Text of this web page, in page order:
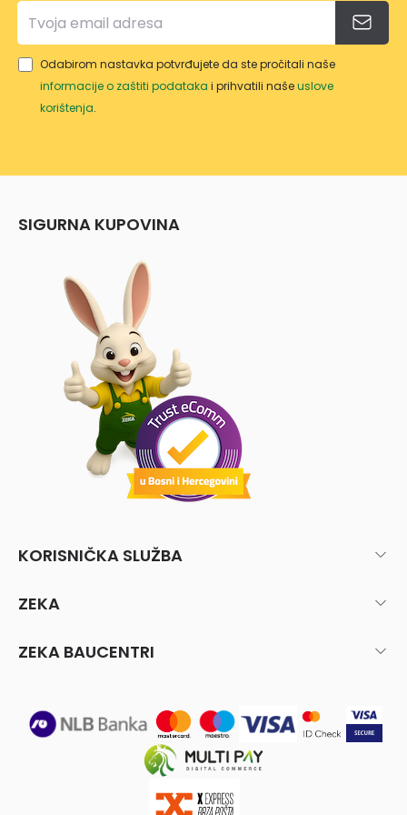
Odabirom nastavka potvrđujete da ste pročitali naše
informacije o zaštiti podataka i prihvatili našeuslove
korištenja.
SIGURNA KUPOVINA
KORISNIČKA SLUŽBA
ZEKA
ZEKA BAUCENTRI